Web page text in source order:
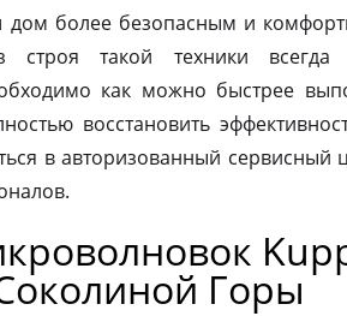
дом более безопасным и
строя такой техники
как можно быстрее
восстановить
в авторизованный сервисный
Горы